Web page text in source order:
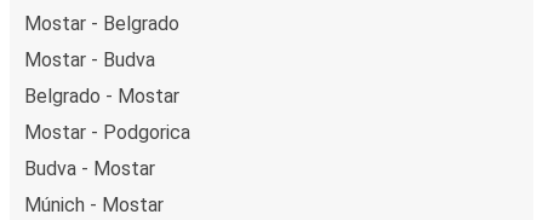
Mostar - Belgrado
Mostar - Budva
Belgrado - Mostar
Mostar - Podgorica
Budva - Mostar
Múnich - Mostar